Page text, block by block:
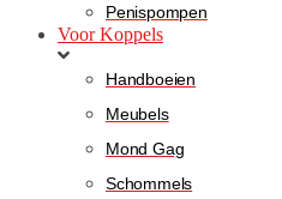
Penispompen
Voor Koppels
Handboeien
Meubels
Mond Gag
Schommels